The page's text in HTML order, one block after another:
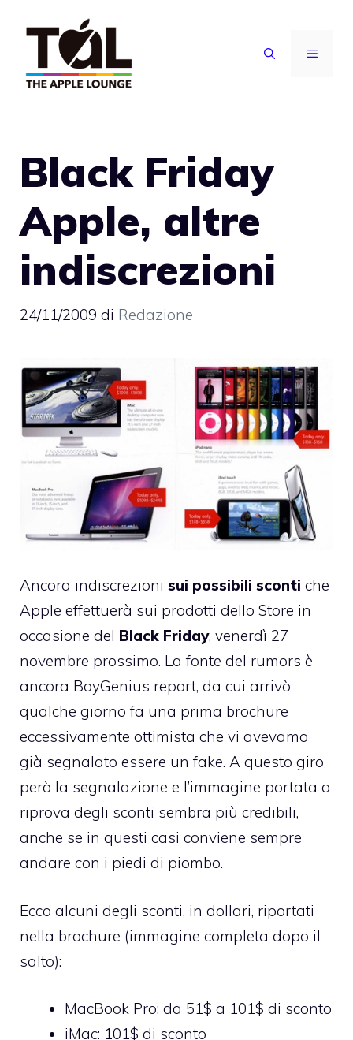
contenuto
MENU
Black Friday
Apple, altre
indiscrezioni
24/11/2009 di Redazione
Ancora indiscrezioni sui possibili sconti che
Apple effettuerà sui prodotti dello Store in
occasione del Black Friday, venerdì 27
novembre prossimo. La fonte del rumors è
ancora BoyGenius report, da cui arrivò
qualche giorno fa una prima brochure
eccessivamente ottimista che vi avevamo
già segnalato essere un fake. A questo giro
però la segnalazione e l’immagine portata a
riprova degli sconti sembra più credibili,
anche se in questi casi conviene sempre
andare con i piedi di piombo.
Ecco alcuni degli sconti, in dollari, riportati
nella brochure (immagine completa dopo il
salto):
MacBook Pro: da 51$ a 101$ di sconto
iMac: 101$ di sconto